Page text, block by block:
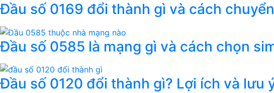
Đầu số 0169 đổi thành gì và cách
Đầu số 0585 là mạng gì và cách chọn
Đầu số 0120 đổi thành gì? Lợi ích và lưu